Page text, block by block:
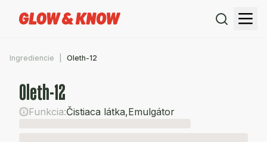
Ingrediencie Oleth-12
Oleth-12
Funkcia:Čistiaca látka,Emulgátor